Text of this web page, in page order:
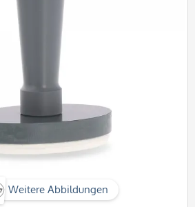
Weitere Abbildungen